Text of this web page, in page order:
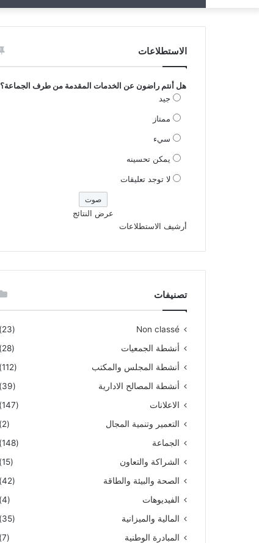
الاستطلاعات
هل أنتم راضون عن الخدمات المقدمة من طرف الجماعة؟
جيد
ممتاز
سيء
يمكن تحسينه
لا توجد تعليقات
عرض النتائج
أرشيف الاستطلاعات
تصنيفات
Non classé
(23)
أنشطة الجمعيات
(28)
أنشطة المجلس والمكتب
(112)
أنشطة المصالح الادارية
(39)
الاعلانات
(147)
التعمير وتنمية المجال
(2)
الجماعة
(148)
الشراكة والتعاون
(15)
الصحة والبيئة والطاقة
(42)
الفيديوهات
(4)
المالية والميزانية
(35)
المبادرة الوطنية
(7)